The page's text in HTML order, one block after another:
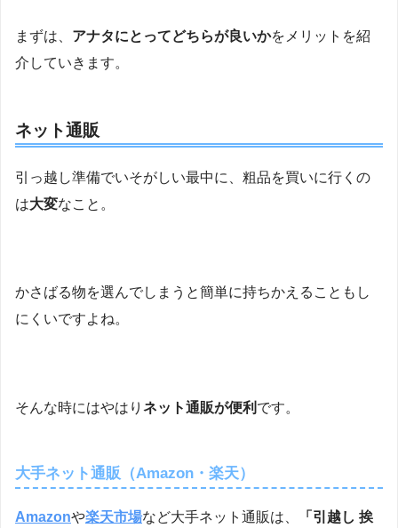
まずは、 アナタにとってどちらが良いかをメリットを紹
介していきます。
ネット通販
引っ越し準備でいそがしい最中に、粗品を買いに行くの
は大変なこと。
かさばる物を選んでしまうと簡単に持ちかえることもし
にくいですよね。
そんな時にはやはり ネット通販が便利 です。
大手ネット通販（Amazon・楽天）
Amazonや楽天市場など大手ネット通販は、
「引越し 挨